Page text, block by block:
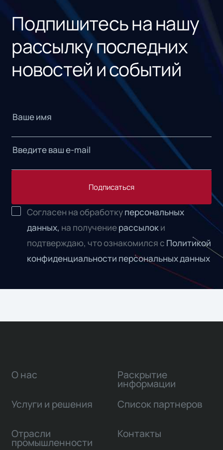
Подпишитесь на нашу
рассылку последних
новостей и событий
Подписаться
Согласен на обработкуперсональных
данных, на получениерассылок и
подтверждаю, что ознакомился с Политикой
конфиденциальности персональных данных
О нас
Услуги и решения
Отрасли
промышленности
Раскрытие
информации
Список партнеров
Контакты